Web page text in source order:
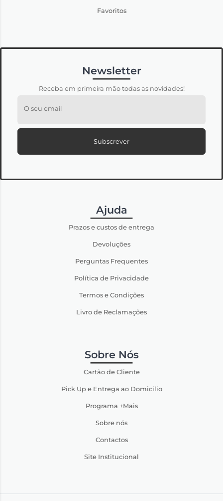
Favoritos
Newsletter
Receba em primeira mão todas as novidades!
O seu email
Subscrever
Ajuda
Prazos e custos de entrega
Devoluções
Perguntas Frequentes
Política de Privacidade
Termos e Condições
Livro de Reclamações
Sobre Nós
Cartão de Cliente
Pick Up e Entrega ao Domicílio
Programa +Mais
Sobre nós
Contactos
Site Institucional